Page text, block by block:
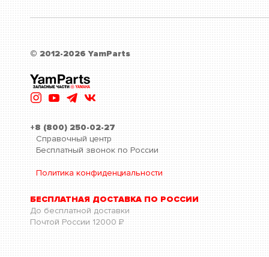
© 2012-2026 YamParts
+8 (800) 250-02-27
Справочный центр
Бесплатный звонок по России
Политика конфиденциальности
БЕСПЛАТНАЯ ДОСТАВКА ПО РОССИИ
До бесплатной доставки
Почтой России 12000 Р